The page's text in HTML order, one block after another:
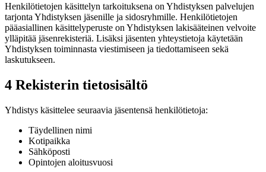
Henkilötietojen käsittelyn tarkoituksena on Yhdistyksen palvelujen
tarjonta Yhdistyksen jäsenille ja sidosryhmille. Henkilötietojen
pääasiallinen käsittelyperuste on Yhdistyksen lakisääteinen velvoite
ylläpitää jäsenrekisteriä. Lisäksi jäsenten yhteystietoja käytetään
Yhdistyksen toiminnasta viestimiseen ja tiedottamiseen sekä
laskutukseen.
4 Rekisterin tietosisältö
Yhdistys käsittelee seuraavia jäsentensä henkilötietoja:
Täydellinen nimi
Kotipaikka
Sähköposti
Opintojen aloitusvuosi